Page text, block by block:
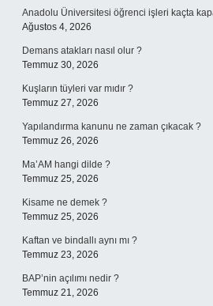
Anadolu Üniversitesi öğrenci işleri kaçta
Ağustos 4, 2026
Demans atakları nasıl olur ?
Temmuz 30, 2026
Kuşların tüyleri var mıdır ?
Temmuz 27, 2026
Yapılandırma kanunu ne zaman çıkacak ?
Temmuz 26, 2026
Ma’AM hangi dilde ?
Temmuz 25, 2026
Kisame ne demek ?
Temmuz 25, 2026
Kaftan ve bindallı aynı mı ?
Temmuz 23, 2026
BAP’nin açılımı nedir ?
Temmuz 21, 2026